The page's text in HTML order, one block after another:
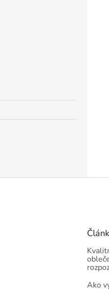
Ako